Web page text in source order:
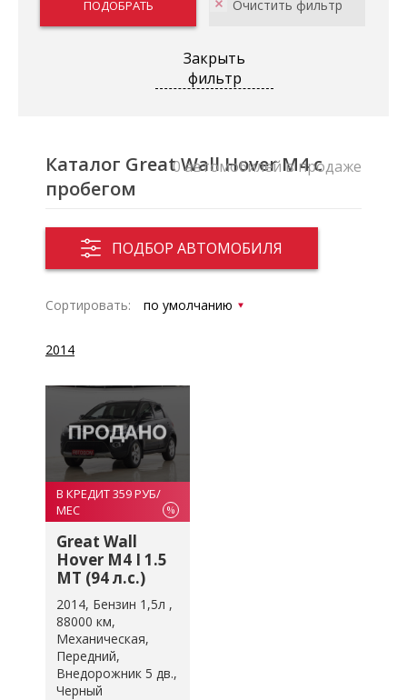
Закрыть
фильтр
Каталог Great Wall Hover M4 с
пробегом
ПОДБОР АВТОМОБИЛЯ
0 автомобилей в продаже
Сортировать:
2014
В КРЕДИТ 359 РУБ/
МЕС
%
Great Wall
Hover M4 I 1.5
MT (94 л.с.)
2014 Бензин 1,5л
88000 км
Механическая
Передний
Внедорожник 5 дв.
Черный